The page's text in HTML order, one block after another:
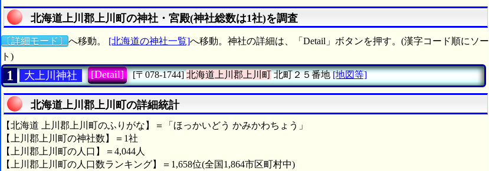
北海道上川郡上川町の神社・宮殿(神社総数は1社)を調査
〔詳細モード〕 へ移動。 [北海道の神社一覧]へ移動。神社の詳細は、「Detail」ボタンを押す。(漢字コード順にソー
ト)
1 大上川神社 [Detail] [〒078-1744] 北海道上川郡上川町北町２５番地 [地図等]
北海道上川郡上川町の詳細統計
【北海道 上川郡上川町のふりがな】＝「ほっかいどう かみかわちょう」
【上川郡上川町の神社数】＝1社
【上川郡上川町の人口】＝4,044人
【上川郡上川町の人口数ランキング】＝1,658位(全国1,864市区町村中)